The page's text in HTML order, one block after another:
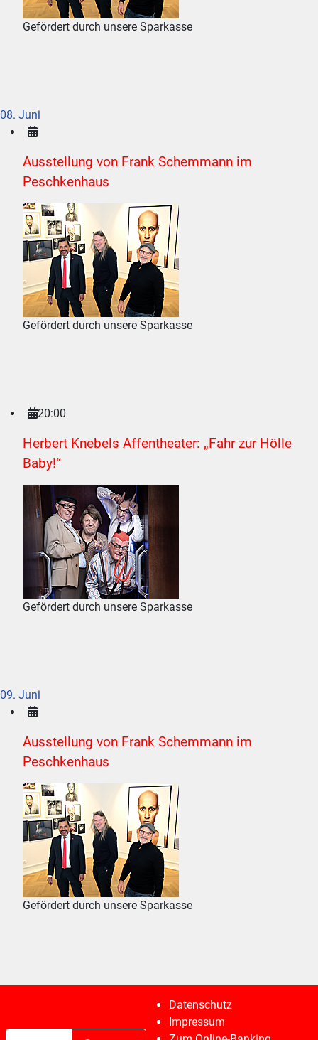
Gefördert durch unsere Sparkasse
08. Juni
Ausstellung von Frank Schemmann im
Peschkenhaus
Gefördert durch unsere Sparkasse
20:00
Herbert Knebels Affentheater: „Fahr zur Hölle
Baby!“
Gefördert durch unsere Sparkasse
09. Juni
Ausstellung von Frank Schemmann im
Peschkenhaus
Gefördert durch unsere Sparkasse
Datenschutz
Impressum